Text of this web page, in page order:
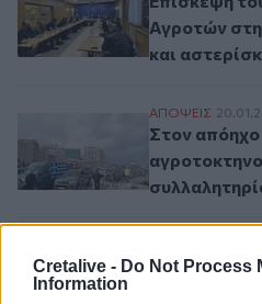
Cretalive - Do Not Process
Information
Αγροτών
και
Στον απόηχο
ΑΠΟΨΕΙΣ
Στον